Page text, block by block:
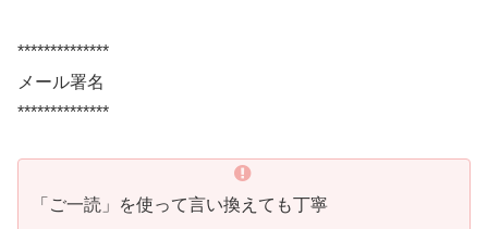
**************
メール署名
**************
「ご一読」を使って言い換えても丁寧